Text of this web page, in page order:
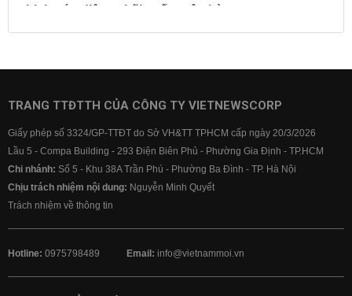
Lịch cúp điện
Lãi suất ngân hàng
Lãi suất tiết kiệm
Lãi suất tiền gửi
Lãi suất ngân hàng BIDV
Lãi suất ngân hàng Vietcombank
TRANG TTĐTTH CỦA CÔNG TY VIETNEWSCORP
Giấy phép số 3324/GP-TTĐT do Sở VH&TT TPHCM cấp ngày 20/3/2026
Lầu 5 - Compa Building - 293 Điện Biên Phủ - Phường Gia Định - TP.HCM
Chi nhánh: Số 5 - Khu 38A Trần Phú - Phường Ba Đình - TP. Hà Nội
Chịu trách nhiệm nội dung: Nguyễn Minh Quyết
Trách nhiệm về thông tin
Hotline: 0975798489 Email: info@vietnammoi.vn